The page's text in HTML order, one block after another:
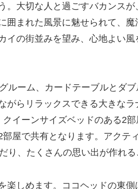
大切な人と過ごすバカンスが
囲まれた風景に魅せられて、
の街並みを望み、心地よい風
ルーム、カードテーブルとダ
がらリラックスできる大きな
イーンサイズベッドのある2
屋で共有となります。アクテ
、たくさんの思い出が作れる
楽しめます。ココヘッドの東